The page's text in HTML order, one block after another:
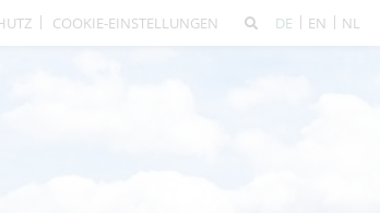
COOKIE-EINSTELLUNGEN DE EN NL